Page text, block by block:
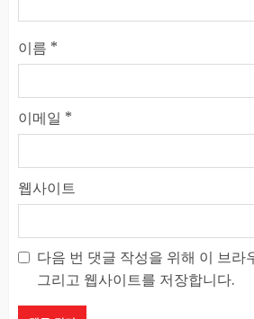
이름 *
이메일 *
웹사이트
다음 번 댓글 작성을 위해 이 브라
그리고 웹사이트를 저장합니다.